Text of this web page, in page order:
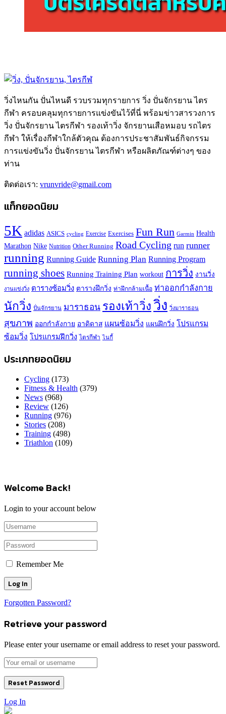
วิ่งไหนกัน ปั่นไหนดี รวบรวมทุกรายการ วิ่ง ปั่นจักรยาน ไตร
กีฬา ครอบคลุมทุกรายการแข่งขันไว้ที่นี่ พร้อมข่าวสารวงการ
วิ่ง ปั่นจักรยาน ไตรกีฬา รองเท้าวิ่ง จักรยานเสือหมอบ รถไตร
กีฬา ให้เรื่องกีฬาใกล้ตัวคุณ ต้องการประชาสัมพันธ์กิจกรรม
การแข่งขันวิ่ง ปั่นจักรยาน ไตรกีฬา หรือผลิตภัณฑ์ต่างๆ ของ
ท่าน
ติดต่อเรา: vrunvride@gmail.com
แท็กยอดนิยม
5K adidas ASICS cycling Exercise Exercises Fun Run Garmin Health
Marathon Nike Nutrition Other Running Road Cycling run runner
running Running Guide Running Plan Running Program
running shoes Running Training Plan workout การวิ่ง งานวิ่ง
งานแข่งวิ่ง ตารางซ้อมวิ่ง ตารางฝึกวิ่ง ท่าฝึกกล้ามเนื้อ ท่าออกกำลังกาย
นักวิ่ง ปั่นจักรยาน มาราธอน รองเท้าวิ่ง วิ่ง วิ่งมาราธอน
สุขภาพ ออกกำลังกาย อาดิดาส แผนซ้อมวิ่ง แผนฝึกวิ่ง โปรแกรม
ซ้อมวิ่ง โปรแกรมฝึกวิ่ง ไตรกีฬา ไนกี้
ประเภทยอดนิยม
Cycling (173)
Fitness & Health (379)
News (968)
Review (126)
Running (976)
Stories (208)
Training (498)
Triathlon (109)
Welcome Back!
Login to your account below
Remember Me
Forgotten Password?
Retrieve your password
Please enter your username or email address to reset your password.
Log In